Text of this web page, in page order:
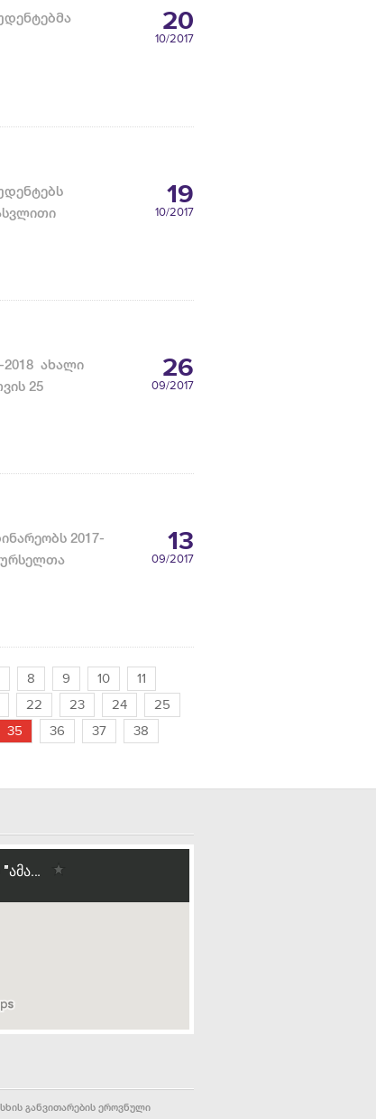
20
/2017
10
19
/2017
10
26
/2017
09
2018 ახალი
25
13
/2017
09
2017-
8 9 10
11
22 23 24
25
35 36 37
38
განვითარების ეროვნული